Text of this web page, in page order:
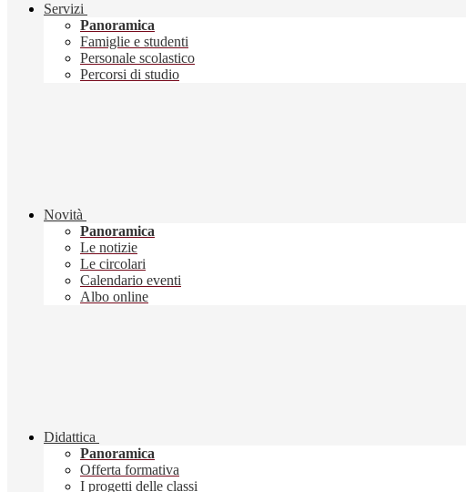
Servizi
Panoramica
Famiglie e studenti
Personale scolastico
Percorsi di studio
Novità
Panoramica
Le notizie
Le circolari
Calendario eventi
Albo online
Didattica
Panoramica
Offerta formativa
I progetti delle classi